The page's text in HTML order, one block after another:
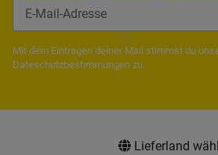
Mit dem Eintragen deiner Mail stimmst du
Dateschutzbestimmungen zu.
Lieferland